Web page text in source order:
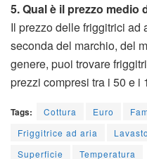
5. Qual è il prezzo medio
Il prezzo delle friggitrici ad
seconda del marchio, del
genere, puoi trovare
prezzi compresi tra i 50 e i
Tags: Cottura Euro
Friggitrice ad aria
Superficie
Temperatura